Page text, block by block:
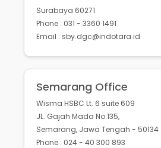
Surabaya 60271
Phone : 031 - 3360 1491
Email : sby.dgc@indotara.id
Semarang Office
Wisma HSBC Lt. 6 suite 609
JL. Gajah Mada No.135,
Semarang, Jawa Tengah - 50134
Phone : 024 - 40 300 893